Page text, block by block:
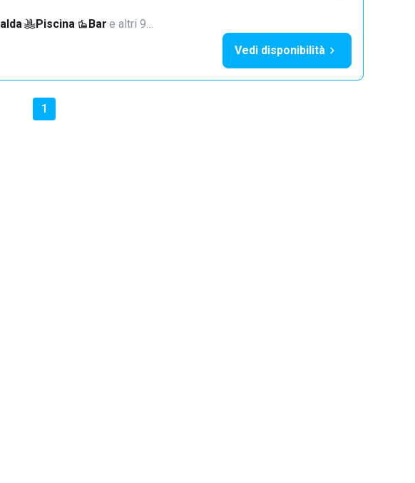
· Piscina· Bar·e altri 9…
Vedi disponibilità
1